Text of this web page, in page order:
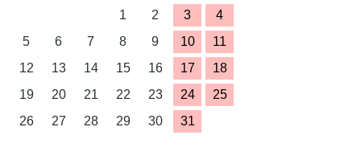
1
2 3
4
5
6 7 8 9 10
11
12
13 14 15 16 17
18
19
20 21 22 23 24
25
26
27 28 29 30 31